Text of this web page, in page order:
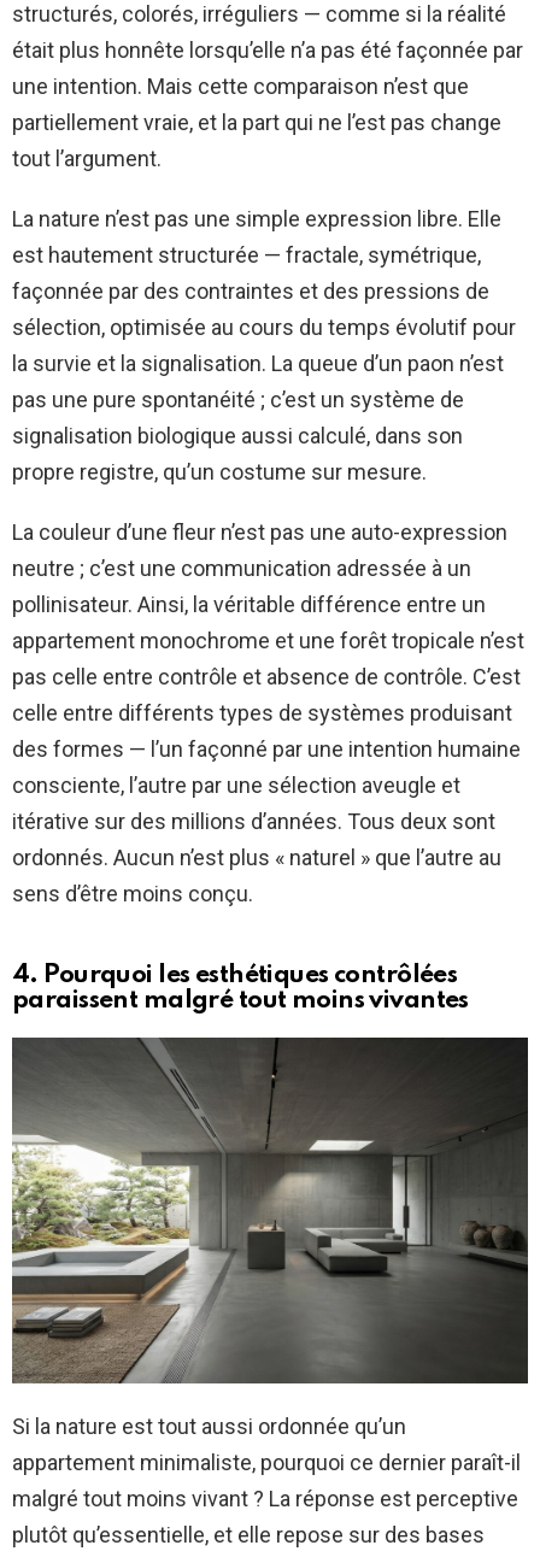
structurés, colorés, irréguliers — comme si la réalité
était plus honnête lorsqu’elle n’a pas été façonnée par
une intention. Mais cette comparaison n’est que
partiellement vraie, et la part qui ne l’est pas change
tout l’argument.
La nature n’est pas une simple expression libre. Elle
est hautement structurée — fractale, symétrique,
façonnée par des contraintes et des pressions de
sélection, optimisée au cours du temps évolutif pour
la survie et la signalisation. La queue d’un paon n’est
pas une pure spontanéité ; c’est un système de
signalisation biologique aussi calculé, dans son
propre registre, qu’un costume sur mesure.
La couleur d’une fleur n’est pas une auto-expression
neutre ; c’est une communication adressée à un
pollinisateur. Ainsi, la véritable différence entre un
appartement monochrome et une forêt tropicale n’est
pas celle entre contrôle et absence de contrôle. C’est
celle entre différents types de systèmes produisant
des formes — l’un façonné par une intention humaine
consciente, l’autre par une sélection aveugle et
itérative sur des millions d’années. Tous deux sont
ordonnés. Aucun n’est plus « naturel » que l’autre au
sens d’être moins conçu.
4. Pourquoi les esthétiques contrôlées
paraissent malgré tout moins vivantes
Si la nature est tout aussi ordonnée qu’un
appartement minimaliste, pourquoi ce dernier paraît-il
malgré tout moins vivant ? La réponse est perceptive
plutôt qu’essentielle, et elle repose sur des bases